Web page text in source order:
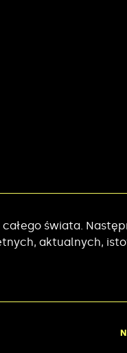
świata.
aktualnych,